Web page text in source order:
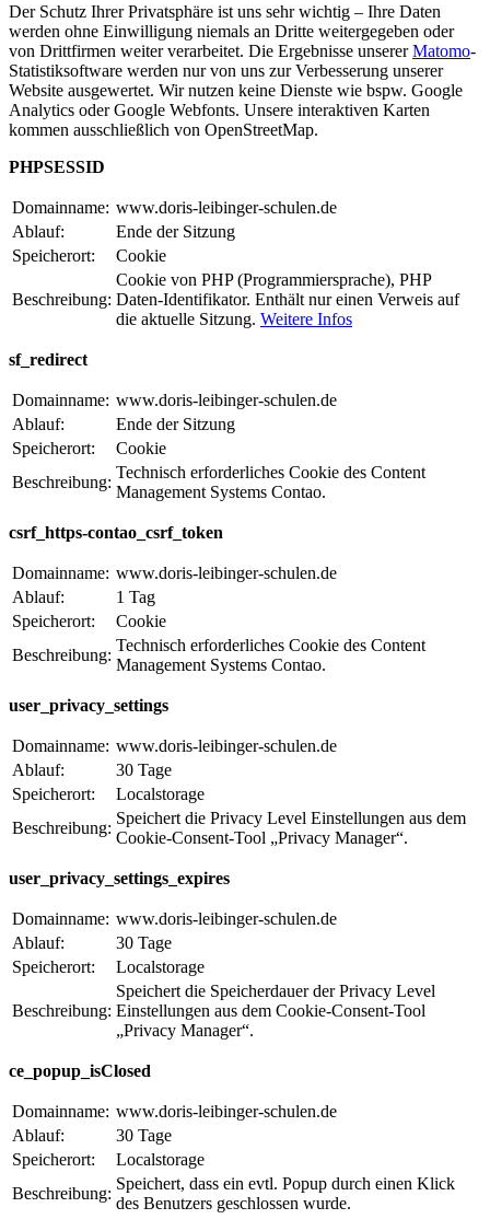
Der Schutz Ihrer Privatsphäre ist uns sehr wichtig – Ihre Daten
werden ohne Einwilligung niemals an Dritte weitergegeben oder
von Drittfirmen weiter verarbeitet. Die Ergebnisse unsererMatomo-
Statistiksoftware werden nur von uns zur Verbesserung unserer
Website ausgewertet. Wir nutzen keine Dienste wie bspw. Google
Analytics oder Google Webfonts. Unsere interaktiven Karten
kommen ausschließlich von OpenStreetMap.
PHPSESSID
Domainname: www.doris-leibinger-schulen.de
Ablauf:
Ende der Sitzung
Speicherort:
Cookie
Beschreibung:
Cookie von PHP (Programmiersprache), PHP
Daten-Identifikator. Enthält nur einen Verweis auf
die aktuelle Sitzung. Weitere Infos
sf_redirect
Domainname: www.doris-leibinger-schulen.de
Ablauf:
Ende der Sitzung
Speicherort:
Cookie
Beschreibung:
Technisch erforderliches Cookie des Content
Management Systems Contao.
csrf_https-contao_csrf_token
Domainname: www.doris-leibinger-schulen.de
Ablauf:
1 Tag
Speicherort:
Cookie
Beschreibung:
Technisch erforderliches Cookie des Content
Management Systems Contao.
user_privacy_settings
Domainname: www.doris-leibinger-schulen.de
Ablauf:
30 Tage
Speicherort:
Localstorage
Beschreibung:
Speichert die Privacy Level Einstellungen aus dem
Cookie-Consent-Tool „Privacy Manager“.
user_privacy_settings_expires
Domainname: www.doris-leibinger-schulen.de
Ablauf:
30 Tage
Speicherort:
Localstorage
Beschreibung:
Speichert die Speicherdauer der Privacy Level
Einstellungen aus dem Cookie-Consent-Tool
„Privacy Manager“.
ce_popup_isClosed
Domainname: www.doris-leibinger-schulen.de
Ablauf:
30 Tage
Speicherort:
Localstorage
Beschreibung:
Speichert, dass ein evtl. Popup durch einen Klick
des Benutzers geschlossen wurde.